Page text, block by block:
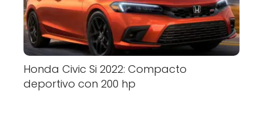
Honda Civic Si 2022: Compacto
deportivo con 200 hp